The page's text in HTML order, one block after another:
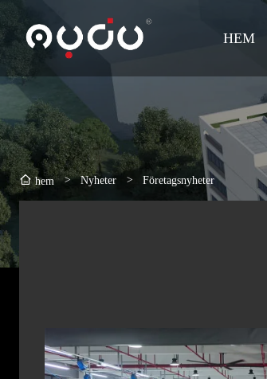
HEM
hem > Nyheter > Företagsnyheter